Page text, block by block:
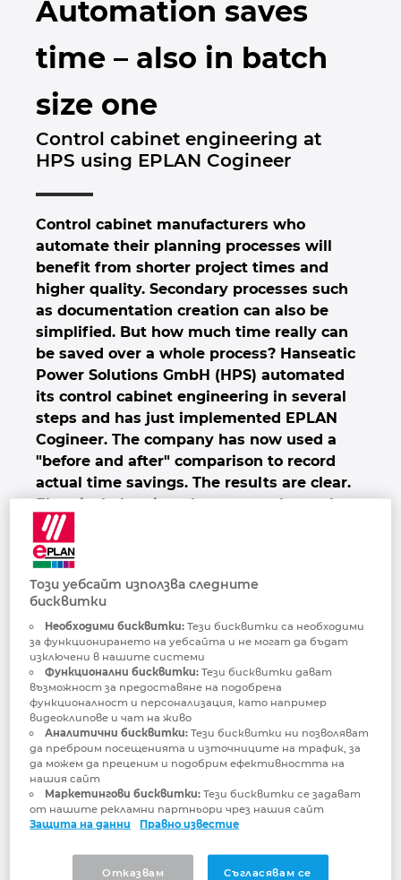
Automation saves
time – also in batch
size one
Control cabinet engineering at
HPS using EPLAN Cogineer
Control cabinet manufacturers who
automate their planning processes will
benefit from shorter project times and
higher quality. Secondary processes such
as documentation creation can also be
simplified. But how much time really can
be saved over a whole process? Hanseatic
Power Solutions GmbH (HPS) automated
its control cabinet engineering in several
steps and has just implemented EPLAN
Cogineer. The company has now used a
"before and after" comparison to record
actual time savings. The results are clear.
Electrical planning alone now takes only
20% of the original time.
Emergency power supplies for power
stations and "power islands" for hospitals
and cruise ships are the type of applications
for which control cabinets from HPS are
constructed. The company plans and builds
control technology for the highly demanding
energy sector. This is evident from HPS
opening a branch in the Arab Emirates in
2017. Employees there carry out sales,
project planning and service tasks for
customers from the region who include
power plant and refinery operators.
Target: Maximal automation in
control cabinet engineering
EPLAN Образование за студенти
EPLAN Collaboration Apps
Бруней
България
Великобритания
Германия
Гърция
Дания
Израел
Индия
Индонезия
Ирландия
Испания
Италия
Канада
Китай
Китай Тайван
Колумбия
Литва
Люксембург
Малайзия
Този уебсайт използва следните
бисквитки
Необходими бисквитки:Тези бисквитки са необходими
за функционирането на уебсайта и не могат да бъдат
изключени в нашите системи
Функционални бисквитки:Тези бисквитки дават
възможност за предоставяне на подобрена
функционалност и персонализация, като например
видеоклипове и чат на живо
Аналитични бисквитки:Тези бисквитки ни позволяват
да преброим посещенията и източниците на трафик, за
да можем да преценим и подобрим ефективността на
нашия сайт
Маркетингови бисквитки:Тези бисквитки се задават
от нашите рекламни партньори чрез нашия сайт
Защита на данни
Правно известие
Отказвам Съгласявам се